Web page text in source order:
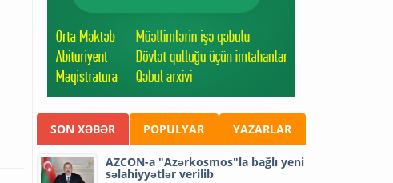
SON XƏBƏR POPULYAR YAZARLAR
AZCON-a "Azərkosmos"la bağlı yeni
səlahiyyətlər verilib